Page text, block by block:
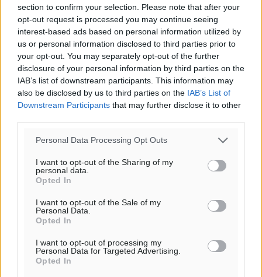
section to confirm your selection. Please note that after your
opt-out request is processed you may continue seeing
interest-based ads based on personal information utilized by
us or personal information disclosed to third parties prior to
your opt-out. You may separately opt-out of the further
disclosure of your personal information by third parties on the
IAB’s list of downstream participants. This information may
also be disclosed by us to third parties on the IAB’s List of
Downstream Participants that may further disclose it to other
Personal Data Processing Opt Outs
I want to opt-out of the Sharing of my
personal data.
Opted In
I want to opt-out of the Sale of my
Personal Data.
Opted In
I want to opt-out of processing my
Personal Data for Targeted Advertising.
Opted In
Ροή ειδήσεων